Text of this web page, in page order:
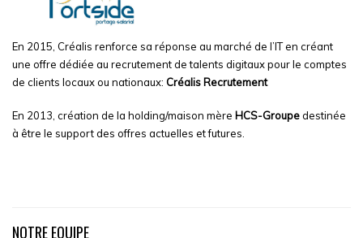
En 2015, Créalis renforce sa réponse au marché de l’IT en créant
une offre dédiée au recrutement de talents digitaux pour le comptes
de clients locaux ou nationaux: Créalis Recrutement
En 2013, création de la holding/maison mère HCS-Groupedestinée
à être le support des offres actuelles et futures.
NOTRE EQUIPE